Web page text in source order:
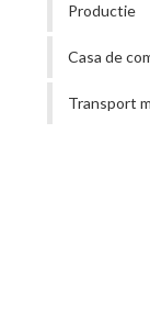
Productie
Casa de
Transport